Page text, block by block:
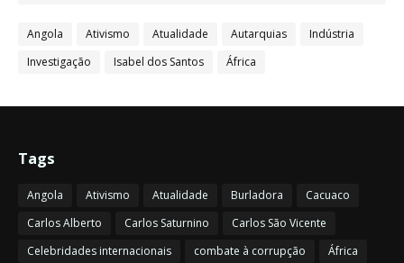
Angola Ativismo Atualidade Autarquias
Indústria
Investigação
Isabel dos Santos África
Tags
Angola Ativismo Atualidade Burladora
Cacuaco
Carlos Alberto
Carlos Saturnino
Carlos São Vicente
Celebridades internacionais
combate à corrupção África